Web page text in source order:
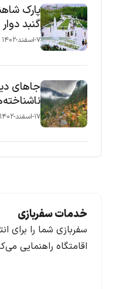
پارک
گنبد
۷-اسفند-۱۴۰۲
جاهای
۱۷-اسفند-۱۴۰۲
خدمات سفربازی
سفربازی شما را برای
اقامتگاه راهنمایی